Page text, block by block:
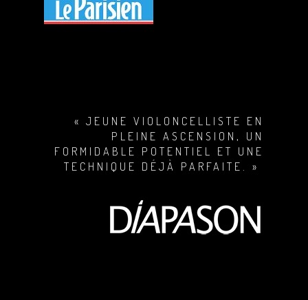
« JEUNE VIOLONCELLISTE EN
PLEINE ASCENSION, UN
FORMIDABLE POTENTIEL ET UNE
TECHNIQUE DÉJÀ PARFAITE. »